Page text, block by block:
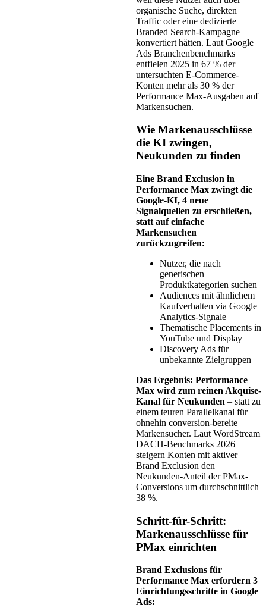
organische Suche, direkten
Traffic oder eine dedizierte
Branded Search-Kampagne
konvertiert hätten. Laut Google
Ads Branchenbenchmarks
entfielen 2025 in 67 % der
untersuchten E-Commerce-
Konten mehr als 30 % der
Performance Max-Ausgaben auf
Markensuchen.
Wie Markenausschlüsse
die KI zwingen,
Neukunden zu finden
Eine Brand Exclusion in
Performance Max zwingt die
Google-KI, 4 neue
Signalquellen zu erschließen,
statt auf einfache
Markensuchen
zurückzugreifen:
Nutzer, die nach
generischen
Produktkategorien suchen
Audiences mit ähnlichem
Kaufverhalten via Google
Analytics-Signale
Thematische Placements in
YouTube und Display
Discovery Ads für
unbekannte Zielgruppen
Das Ergebnis: Performance
Max wird zum reinen Akquise-
Kanal für Neukunden – statt zu
einem teuren Parallelkanal für
ohnehin conversion-bereite
Markensucher. Laut WordStream
DACH-Benchmarks 2026
steigern Konten mit aktiver
Brand Exclusion den
Neukunden-Anteil der PMax-
Conversions um durchschnittlich
38 %.
Schritt-für-Schritt:
Markenausschlüsse für
PMax einrichten
Brand Exclusions für
Performance Max erfordern 3
Einrichtungsschritte in Google
Ads: